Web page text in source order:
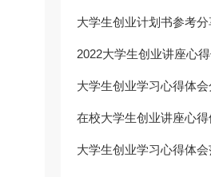
大学生创业计划书参考分
2022大学生创业讲座心
大学生创业学习心得体
在校大学生创业讲座心得
大学生创业学习心得体会